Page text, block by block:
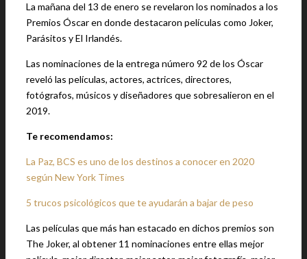
La mañana del 13 de enero se revelaron los nominados a los
Premios Óscar en donde destacaron películas como Joker,
Parásitos y El Irlandés.
Las nominaciones de la entrega número 92 de los Óscar
reveló las películas, actores, actrices, directores,
fotógrafos, músicos y diseñadores que sobresalieron en el
2019.
Te recomendamos:
La Paz, BCS es uno de los destinos a conocer en 2020
según New York Times
5 trucos psicológicos que te ayudarán a bajar de peso
Las películas que más han estacado en dichos premios son
The Joker, al obtener 11 nominaciones entre ellas mejor